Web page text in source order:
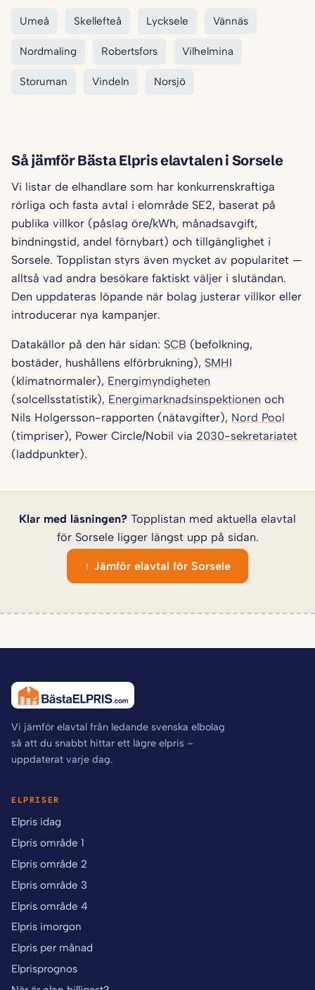
Umeå Skellefteå Lycksele Vännäs
Nordmaling Robertsfors Vilhelmina
Storuman Vindeln Norsjö
Så jämför Bästa Elpris elavtalen i Sorsele
Vi listar de elhandlare som har konkurrenskraftiga
rörliga och fasta avtal i elområde SE2, baserat på
publika villkor (påslag öre/kWh, månadsavgift,
bindningstid, andel förnybart) och tillgänglighet i
Sorsele. Topplistan styrs även mycket av popularitet —
alltså vad andra besökare faktiskt väljer i slutändan.
Den uppdateras löpande när bolag justerar villkor eller
introducerar nya kampanjer.
Datakällor på den här sidan: SCB (befolkning,
bostäder, hushållens elförbrukning), SMHI
(klimatnormaler), Energimyndigheten
(solcellsstatistik), Energimarknadsinspektionen och
Nils Holgersson-rapporten (nätavgifter), Nord Pool
(timpriser), Power Circle/Nobil via 2030-sekretariatet
(laddpunkter).
Klar med läsningen? Topplistan med aktuella elavtal
för Sorsele ligger längst upp på sidan.
↑ Jämför elavtal för Sorsele
Vi jämför elavtal från ledande svenska elbolag
så att du snabbt hittar ett lägre elpris –
uppdaterat varje dag.
ELPRISER
Elpris idag
Elpris område 1
Elpris område 2
Elpris område 3
Elpris område 4
Elpris imorgon
Elpris per månad
Elprisprognos